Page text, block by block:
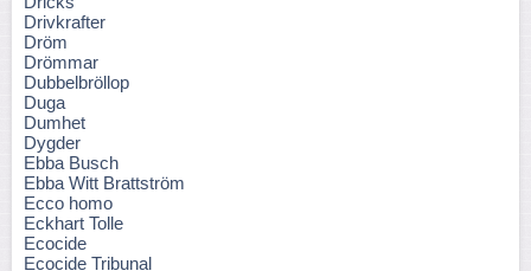
Drivkrafter
Dröm
Drömmar
Dubbelbröllop
Duga
Dumhet
Dygder
Ebba Busch
Ebba Witt Brattström
Ecco homo
Eckhart Tolle
Ecocide
Ecocide Tribunal